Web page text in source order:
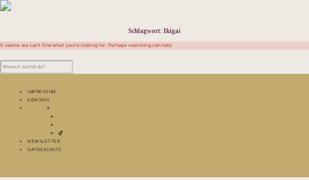
Schlagwort: Ikigai
It seems we can’t find what you’re looking for. Perhaps searching can help.
IMPRESSUM
KONTAKT
NEWSLETTER
DATENSCHUTZ